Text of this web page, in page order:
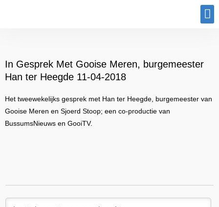
In Gesprek Met Gooise Meren, burgemeester
Han ter Heegde 11-04-2018
Het tweewekelijks gesprek met Han ter Heegde, burgemeester van
Gooise Meren en Sjoerd Stoop; een co-productie van
BussumsNieuws en GooiTV.